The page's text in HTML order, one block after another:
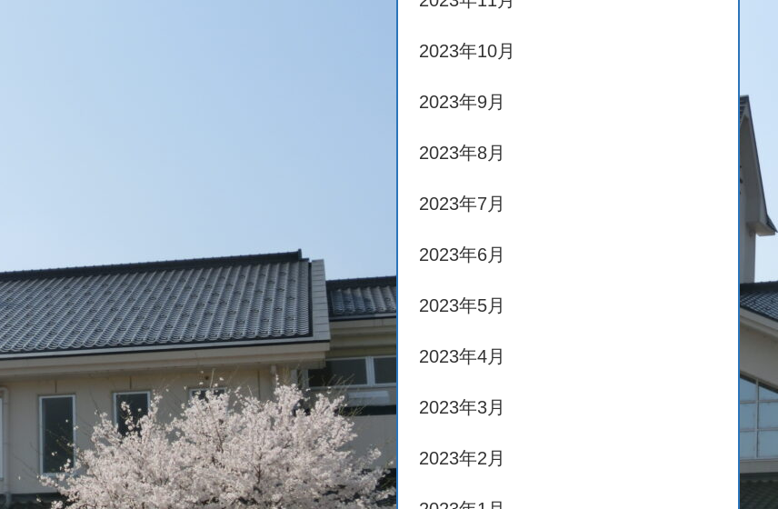
2023年10月
2023年9月
2023年8月
2023年7月
2023年6月
2023年5月
2023年4月
2023年3月
2023年2月